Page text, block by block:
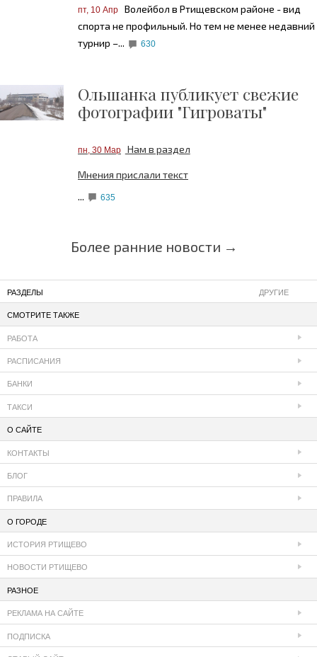
пт, 10 Апр
Волейбол в Ртищевском районе - вид
спорта не профильный. Но тем не менее недавний
турнир –...
630
Ольшанка публикует свежие
фотографии "Гигроваты"
пн, 30 Мар Нам в раздел
Мнения прислали текст
...
635
Более ранние новости →
ДРУГИЕ
РАЗДЕЛЫ
СМОТРИТЕ ТАКЖЕ
РАБОТА
РАСПИСАНИЯ
БАНКИ
ТАКСИ
О САЙТЕ
КОНТАКТЫ
БЛОГ
ПРАВИЛА
О ГОРОДЕ
ИСТОРИЯ РТИЩЕВО
НОВОСТИ РТИЩЕВО
РАЗНОЕ
РЕКЛАМА НА САЙТЕ
ПОДПИСКА